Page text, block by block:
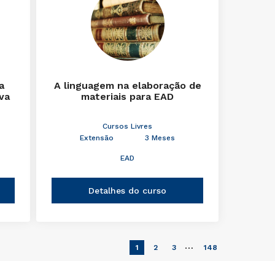
A linguagem na elaboração de
materiais para EAD
Cursos Livres
Extensão
3 Meses
EAD
Detalhes do curso
1 2 3 … 148